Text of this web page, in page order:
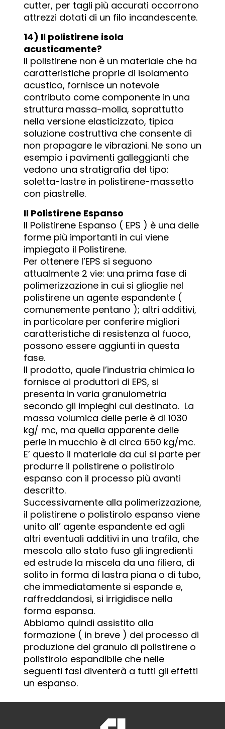
cutter, per tagli più accurati occorrono
attrezzi dotati di un filo incandescente.
14) Il polistirene isola
acusticamente?
Il polistirene non è un materiale che ha
caratteristiche proprie di isolamento
acustico, fornisce un notevole
contributo come componente in una
struttura massa-molla, soprattutto
nella versione elasticizzato, tipica
soluzione costruttiva che consente di
non propagare le vibrazioni. Ne sono un
esempio i pavimenti galleggianti che
vedono una stratigrafia del tipo:
soletta-lastre in polistirene-massetto
con piastrelle.
Il Polistirene Espanso
Il Polistirene Espanso ( EPS ) è una delle
forme più importanti in cui viene
impiegato il Polistirene.
Per ottenere l’EPS si seguono
attualmente 2 vie: una prima fase di
polimerizzazione in cui si glioglie nel
polistirene un agente espandente (
comunemente pentano ); altri additivi,
in particolare per conferire migliori
caratteristiche di resistenza al fuoco,
possono essere aggiunti in questa
fase.
Il prodotto, quale l’industria chimica lo
fornisce ai produttori di EPS, si
presenta in varia granulometria
secondo gli impieghi cui destinato. La
massa volumica delle perle è di 1030
kg/ mc, ma quella apparente delle
perle in mucchio è di circa 650 kg/mc.
E’ questo il materiale da cui si parte per
produrre il polistirene o polistirolo
espanso con il processo più avanti
descritto.
Successivamente alla polimerizzazione,
il polistirene o polistirolo espanso viene
unito all’ agente espandente ed agli
altri eventuali additivi in una trafila, che
mescola allo stato fuso gli ingredienti
ed estrude la miscela da una filiera, di
solito in forma di lastra piana o di tubo,
che immediatamente si espande e,
raffreddandosi, si irrigidisce nella
forma espansa.
Abbiamo quindi assistito alla
formazione ( in breve ) del processo di
produzione del granulo di polistirene o
polistirolo espandibile che nelle
seguenti fasi diventerà a tutti gli effetti
un espanso.